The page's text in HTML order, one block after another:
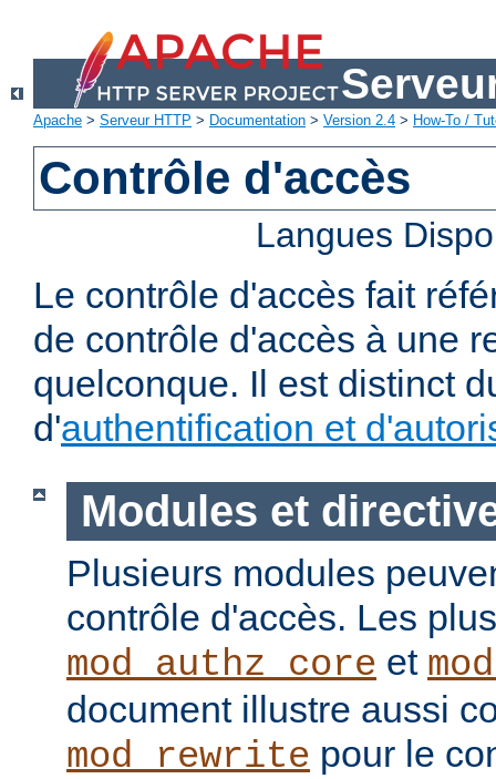
Apache > Serveur HTTP > Documentation > Version 2.4 > How-To /
Contrôle d'accès
Langues
Le contrôle d'accès fait
de contrôle d'accès à une
quelconque. Il est distinct
d'authentification et
Modules et
Plusieurs modules
contrôle d'accès. Les
mod_authz_core et
document illustre aussi
mod_rewrite pour le